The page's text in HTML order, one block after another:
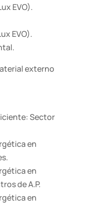
EVO).
EVO).
externo
Sector
en
en
de A.P.
en